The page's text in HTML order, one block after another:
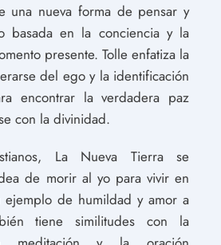
una nueva forma de pensar y
basada en la conciencia y la
presente. Tolle enfatiza la
del ego y la identificación
encontrar la verdadera paz
con la divinidad.
La Nueva Tierra se
de morir al yo para vivir en
de humildad y amor a
tiene similitudes con la